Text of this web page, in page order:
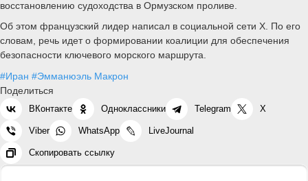
восстановлению судоходства в Ормузском проливе.
Об этом французский лидер написал в социальной сети X. По его
словам, речь идет о формировании коалиции для обеспечения
безопасности ключевого морского маршрута.
#Иран #Эмманюэль Макрон
Поделиться
ВКонтакте Одноклассники Telegram X
Viber WhatsApp LiveJournal
Скопировать ссылку